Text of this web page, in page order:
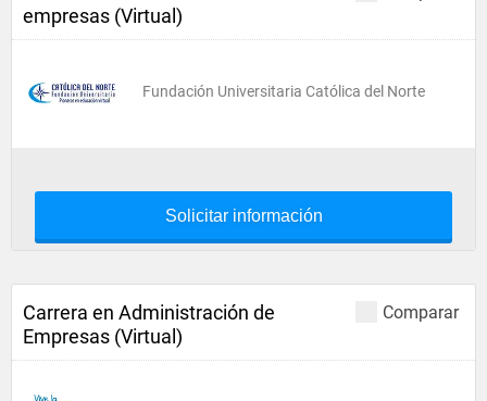
empresas (Virtual)
Fundación Universitaria Católica del Norte
Solicitar información
Comparar
Carrera en Administración de
Empresas (Virtual)